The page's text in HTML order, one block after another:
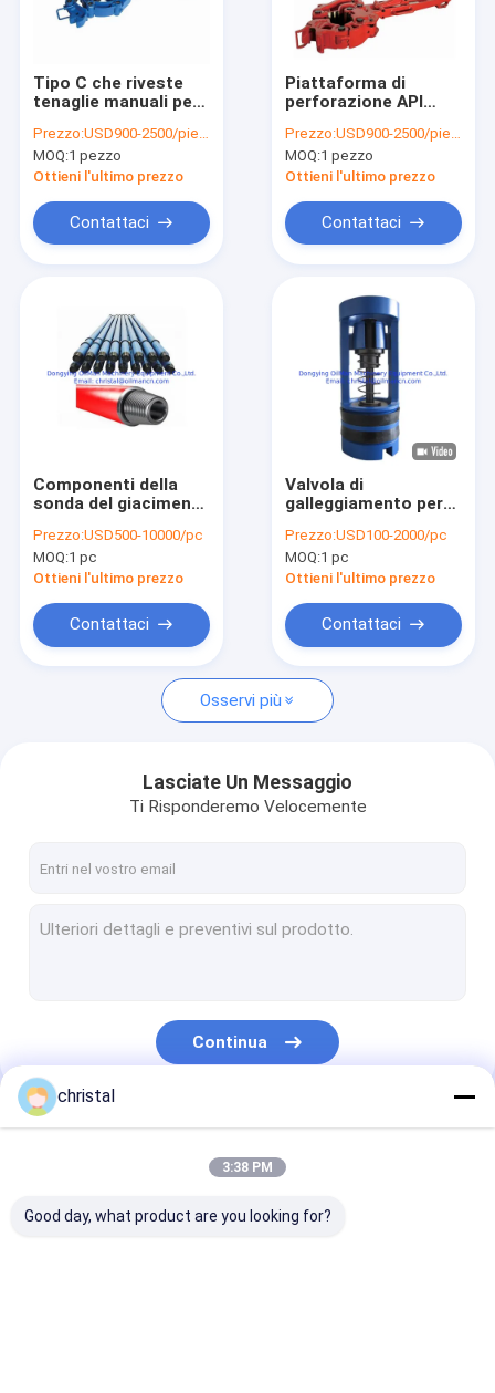
Prodotti
Chi siamo
Fatory Tour
notizie
Richiedere un preventivo
Attrezzatura di produzione del giacimento di petrolio
Strumenti del martello del giacimento di petrolio
Pezzi di ricambio della pompa di fango
Attrezzatura di controllo dei solidi
Tenaglie di potenza idraulica
Componenti della sonda
Tipo C che riveste
tenaglie manuali per
dell'asta di
perforazione api 7K
Prezzo:USD900-2500/piece
MOQ:1 pezzo
Ottieni l'ultimo prezzo
Contattaci
Piattaforma di
perforazione API
pollici Tipo SDD Tong
manuale con elenco
di parti
Prezzo:USD900-2500/piece
MOQ:1 pezzo
Ottieni l'ultimo prezzo
Contattaci
Componenti della
sonda del giacimento
Collar non magnetico
Prezzo:USD500-10000/pc
MOQ:1 pc
Ottieni l'ultimo prezzo
Contattaci
Valvola di
galleggiamento per
pozzo d'acqua
Prezzo:USD100-2000/pc
MOQ:1 pc
Ottieni l'ultimo prezzo
Contattaci
Osservi più
Lasciate Un Messaggio
Ti Risponderemo Velocemente
Continua
Le Nostre Categorie
christal
3:38 PM
Good day, what product are you looking for?